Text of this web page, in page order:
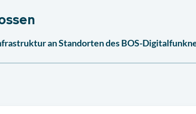
an Standorten des BOS-